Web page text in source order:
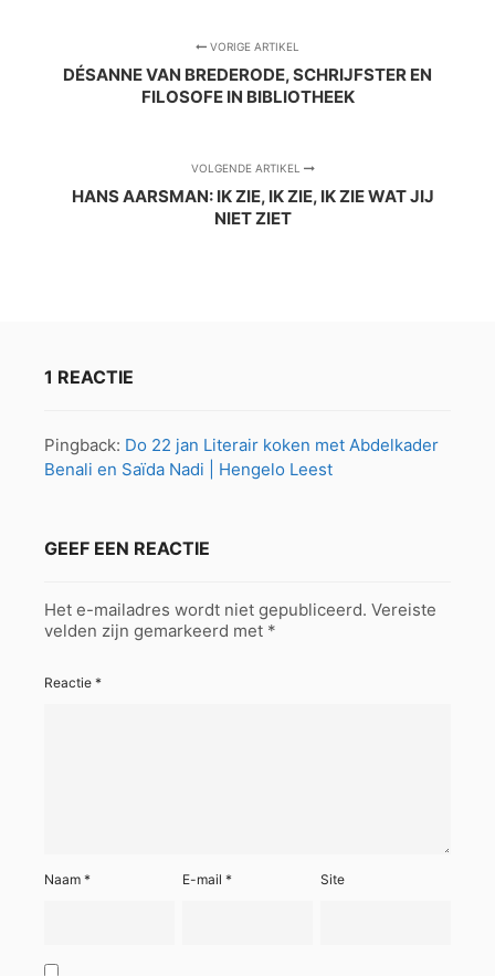
VORIGE ARTIKEL
DÉSANNE VAN BREDERODE, SCHRIJFSTER EN
FILOSOFE IN BIBLIOTHEEK
VOLGENDE ARTIKEL
HANS AARSMAN: IK ZIE, IK ZIE, IK ZIE WAT JIJ
NIET ZIET
1 REACTIE
Pingback: Do 22 jan Literair koken met Abdelkader
Benali en Saïda Nadi | Hengelo Leest
GEEF EEN REACTIE
Het e-mailadres wordt niet gepubliceerd. Vereiste
velden zijn gemarkeerd met *
Reactie *
Naam * E-mail* Site